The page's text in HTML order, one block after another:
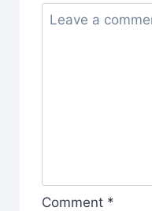
Comment *